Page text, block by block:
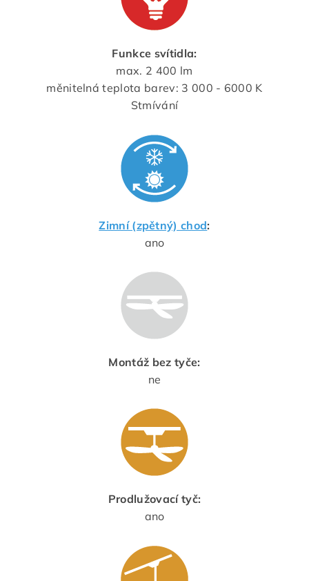
Funkce svítidla:
max. 2 400 lm
měnitelná teplota barev: 3 000 - 6000 K
Stmívání
Zimní (zpětný) chod:
ano
Montáž bez tyče:
ne
Prodlužovací tyč:
ano